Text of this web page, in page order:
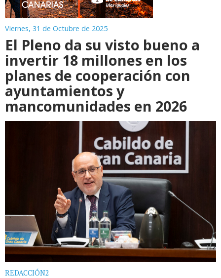
Viernes, 31 de Octubre de 2025
El Pleno da su visto bueno a
invertir 18 millones en los
planes de cooperación con
ayuntamientos y
mancomunidades en 2026
REDACCIÓN2